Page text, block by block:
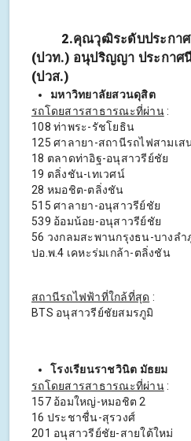
2.คุณวุฒิระดับประกา
(ปวท.) อนุปริญญา ประกาศ
(ปวส.)
มหาวิทยาลัยสวนดุสิต
รถโดยสารสาธารณะที่ผ่าน:
108 ท่าพระ-รัชโยธิน
125 ศาลายา-สถานีรถไฟสามเส
18 ตลาดท่าอิฐ-อนุสาวรีย์ชัย
19 ตลิ่งชัน-เทเวศน์
28 หมอชิต-ตลิ่งชัน
515 ศาลายา-อนุสาวรีย์ชัย
539 อ้อมน้อย-อนุสาวรีย์ชัย
56 วงกลมสะพานกรุงธน-บางลำ
ปอ.พ.4 เคหะร่มเกล้า-ตลิ่งชัน
สถานีรถไฟฟ้าที่ใกล้ที่สุด :
BTS อนุสาวรีย์ชัยสมรภูมิ
โรงเรียนราชวินิต มัธยม
รถโดยสารสาธารณะที่ผ่าน:
157 อ้อมใหญ่-หมอชิต 2
16 ประชาชื่น-สุรวงศ์
201 อนุสาวรีย์ชัย-สายใต้ใหม่